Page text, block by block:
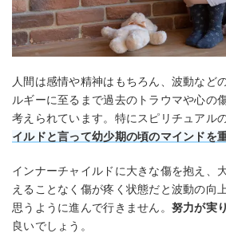
人間は感情や精神はもちろん、波動など
ルギーに至るまで過去のトラウマや心の
考えられています。特にスピリチュアル
イルドと言って幼少期の頃のマインドを
インナーチャイルドに大きな傷を抱え、
えることなく傷が疼く状態だと波動の向
思うように進んで行きません。 努力が実
良いでしょう。